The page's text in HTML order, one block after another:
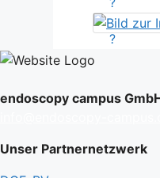
?
endoscopy campus
Unser Partnernetzwerk